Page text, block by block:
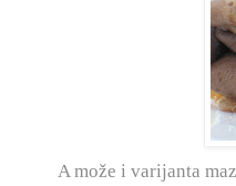
A može i varijanta